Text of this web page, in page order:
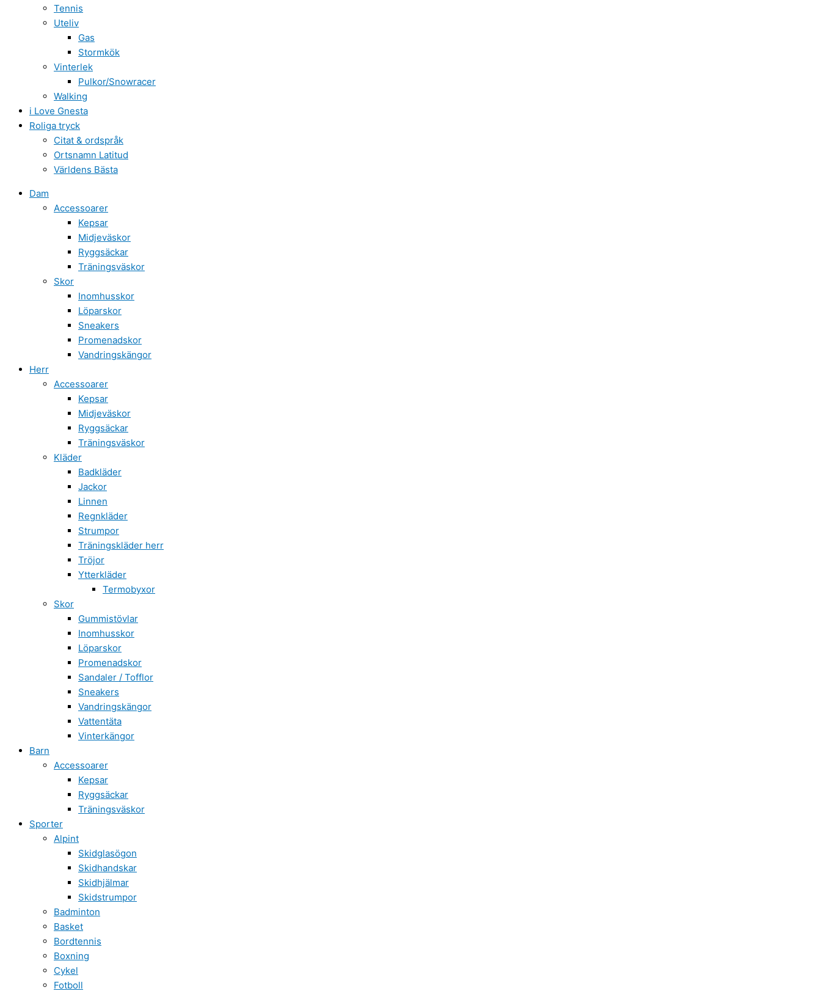
Tennis
Uteliv
Gas
Stormkök
Vinterlek
Pulkor/Snowracer
Walking
i Love Gnesta
Roliga tryck
Citat & ordspråk
Ortsnamn Latitud
Världens Bästa
Dam
Accessoarer
Kepsar
Midjeväskor
Ryggsäckar
Träningsväskor
Skor
Inomhusskor
Löparskor
Sneakers
Promenadskor
Vandringskängor
Herr
Accessoarer
Kepsar
Midjeväskor
Ryggsäckar
Träningsväskor
Kläder
Badkläder
Jackor
Linnen
Regnkläder
Strumpor
Träningskläder herr
Tröjor
Ytterkläder
Termobyxor
Skor
Gummistövlar
Inomhusskor
Löparskor
Promenadskor
Sandaler / Tofflor
Sneakers
Vandringskängor
Vattentäta
Vinterkängor
Barn
Accessoarer
Kepsar
Ryggsäckar
Träningsväskor
Sporter
Alpint
Skidglasögon
Skidhandskar
Skidhjälmar
Skidstrumpor
Badminton
Basket
Bordtennis
Boxning
Cykel
Fotboll